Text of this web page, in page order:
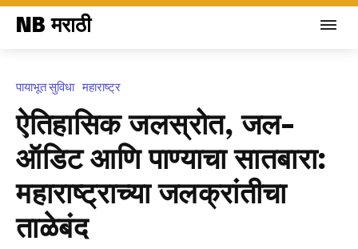
NB मराठी
पायाभूत सुविधा महाराष्ट्र
ऐतिहासिक जलस्रोत, जल-
ऑडिट आणि पाण्याचा सातबारा:
महाराष्ट्राच्या जलक्रांतीचा
ताळेबंद